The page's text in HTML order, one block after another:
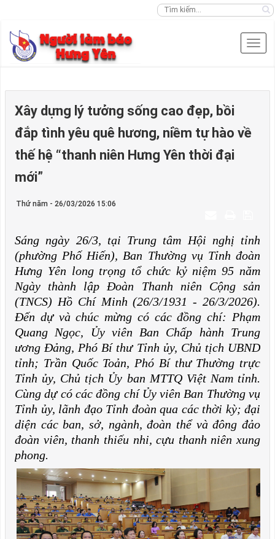
Xây dựng lý tưởng sống cao đẹp, bồi
đắp tình yêu quê hương, niềm tự hào về
thế hệ “thanh niên Hưng Yên thời đại
mới”
Thứ năm - 26/03/2026 15:06
Sáng ngày 26/3, tại Trung tâm Hội nghị tỉnh
(phường Phố Hiến), Ban Thường vụ Tỉnh đoàn
Hưng Yên long trọng tổ chức kỷ niệm 95 năm
Ngày thành lập Đoàn Thanh niên Cộng sản
(TNCS) Hồ Chí Minh (26/3/1931 - 26/3/2026).
Đến dự và chúc mừng có các đồng chí: Phạm
Quang Ngọc, Ủy viên Ban Chấp hành Trung
ương Đảng, Phó Bí thư Tỉnh ủy, Chủ tịch UBND
tỉnh; Trần Quốc Toản, Phó Bí thư Thường trực
Tỉnh ủy, Chủ tịch Ủy ban MTTQ Việt Nam tỉnh.
Cùng dự có các đồng chí Ủy viên Ban Thường vụ
Tỉnh ủy, lãnh đạo Tỉnh đoàn qua các thời kỳ; đại
diện các ban, sở, ngành, đoàn thể và đông đảo
đoàn viên, thanh thiếu nhi, cựu thanh niên xung
phong.